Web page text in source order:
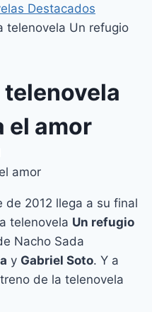
Destacados
telenovela Un refugio
telenovela
el amor
de 2012 llega a su final
telenovela Un refugio
Nacho Sada
y Gabriel Soto. Y a
de la telenovela